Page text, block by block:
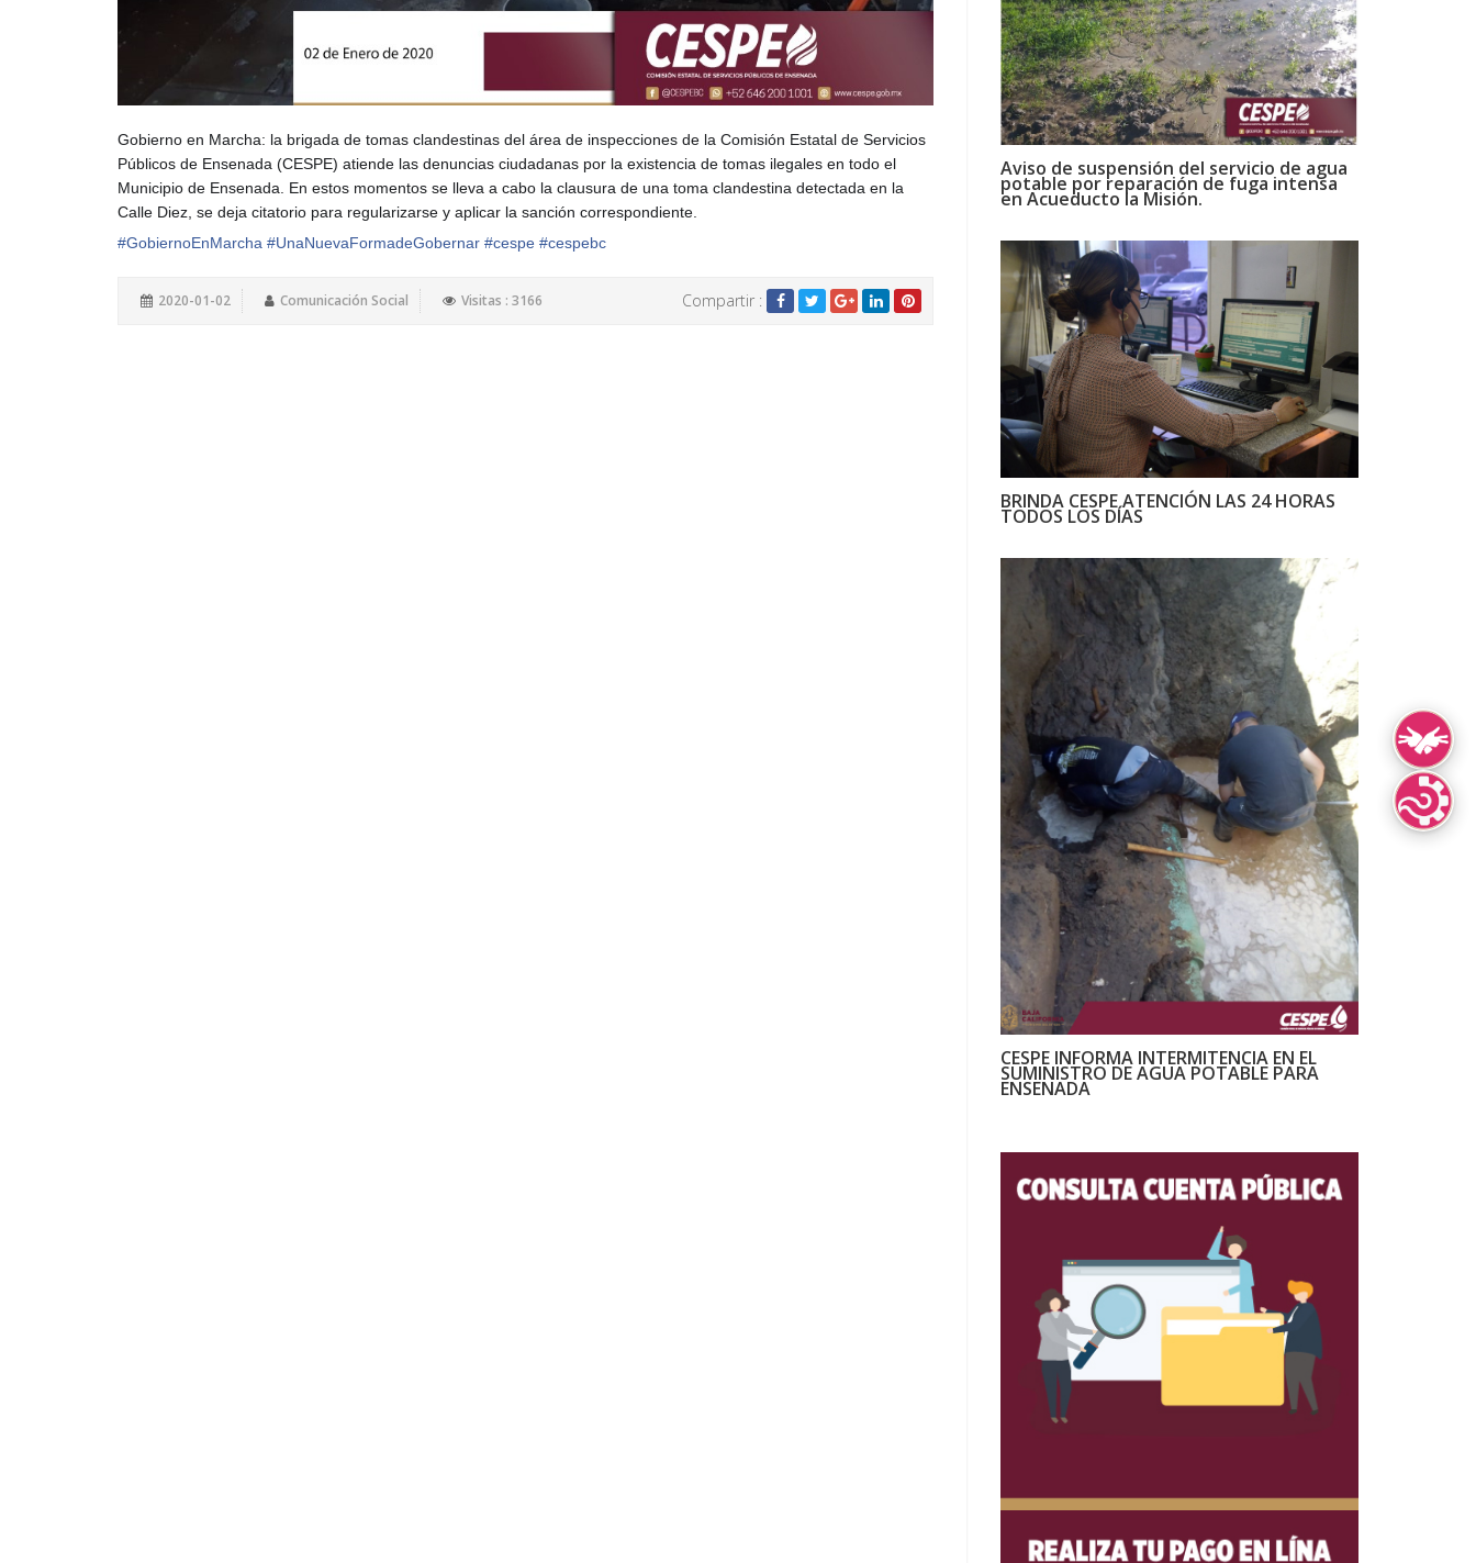
Gobierno en Marcha: la brigada de tomas clandestinas del área de inspecciones de la Comisión Estatal de Servicios
Públicos de Ensenada (CESPE) atiende las denuncias ciudadanas por la existencia de tomas ilegales en todo el
Municipio de Ensenada. En estos momentos se lleva a cabo la clausura de una toma clandestina detectada en la
Calle Diez, se deja citatorio para regularizarse y aplicar la sanción correspondiente.
#GobiernoEnMarcha #UnaNuevaFormadeGobernar #cespe #cespebc
2020-01-02 Comunicación Social Visitas : 3166 Compartir :
Aviso de suspensión del servicio de agua
potable por reparación de fuga intensa
en Acueducto la Misión.
BRINDA CESPE ATENCIÓN LAS 24 HORAS
TODOS LOS DÍAS
CESPE INFORMA INTERMITENCIA EN EL
SUMINISTRO DE AGUA POTABLE PARA
ENSENADA
Lengua de
Lenguas